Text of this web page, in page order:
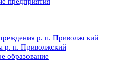
р. п. Приволжский
р. п. Приволжский
образование